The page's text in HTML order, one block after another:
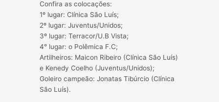
Confira as colocações:
1º lugar: Clínica São Luís;
2º lugar: Juventus/Unidos;
3º lugar: Terracor/U.B Vista;
4° lugar: o Polêmica F.C;
Artilheiros: Maicon Ribeiro (Clínica São Luís)
e Kenedy Coelho (Juventus/Unidos);
Goleiro campeão: Jonatas Tibúrcio (Clínica
São Luís).